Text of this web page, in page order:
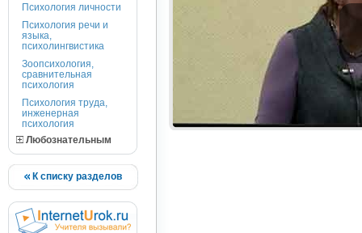
Психология личности
Психология речи и
языка,
психолингвистика
Зоопсихология,
сравнительная
психология
Психология труда,
инженерная
психология
Любознательным
К списку разделов